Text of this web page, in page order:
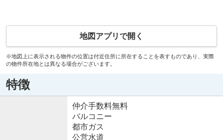
地図アプリで開く
※地図上に表示される物件の位置は付近住所に所在することを表すものであり、実際
の物件所在地とは異なる場合がございます。
特徴
仲介手数料無料
バルコニー
都市ガス
公営水道